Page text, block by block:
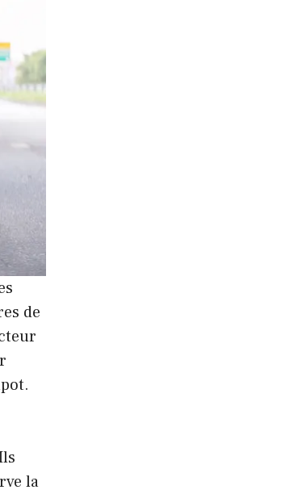
de
la